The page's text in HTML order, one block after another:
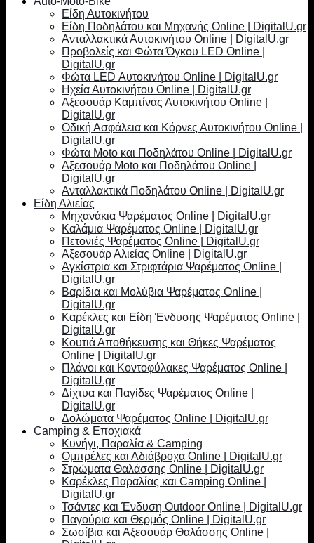
Είδη Αυτοκινήτου
Είδη Ποδηλάτου και Μηχανής Online | DigitalU.gr
Ανταλλακτικά Αυτοκινήτου Online | DigitalU.gr
Προβολείς και Φώτα Όγκου LED Online |
DigitalU.gr
Φώτα LED Αυτοκινήτου Online | DigitalU.gr
Ηχεία Αυτοκινήτου Online | DigitalU.gr
Αξεσουάρ Καμπίνας Αυτοκινήτου Online |
DigitalU.gr
Οδική Ασφάλεια και Κόρνες Αυτοκινήτου Online |
DigitalU.gr
Φώτα Moto και Ποδηλάτου Online | DigitalU.gr
Αξεσουάρ Moto και Ποδηλάτου Online |
DigitalU.gr
Ανταλλακτικά Ποδηλάτου Online | DigitalU.gr
Είδη Αλιείας
Μηχανάκια Ψαρέματος Online | DigitalU.gr
Καλάμια Ψαρέματος Online | DigitalU.gr
Πετονιές Ψαρέματος Online | DigitalU.gr
Αξεσουάρ Αλιείας Online | DigitalU.gr
Αγκίστρια και Στριφτάρια Ψαρέματος Online |
DigitalU.gr
Βαρίδια και Μολύβια Ψαρέματος Online |
DigitalU.gr
Καρέκλες και Είδη Ένδυσης Ψαρέματος Online |
DigitalU.gr
Κουτιά Αποθήκευσης και Θήκες Ψαρέματος
Online | DigitalU.gr
Πλάνοι και Κοντοφύλακες Ψαρέματος Online |
DigitalU.gr
Δίχτυα και Παγίδες Ψαρέματος Online |
DigitalU.gr
Δολώματα Ψαρέματος Online | DigitalU.gr
Camping & Εποχιακά
Κυνήγι, Παραλία & Camping
Ομπρέλες και Αδιάβροχα Online | DigitalU.gr
Στρώματα Θαλάσσης Online | DigitalU.gr
Καρέκλες Παραλίας και Camping Online |
DigitalU.gr
Τσάντες και Ένδυση Outdoor Online | DigitalU.gr
Παγούρια και Θερμός Online | DigitalU.gr
Σωσίβια και Αξεσουάρ Θαλάσσης Online |